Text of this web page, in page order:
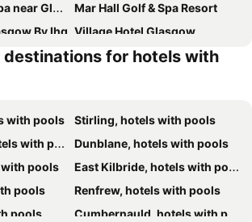
Airport
Mar Hall Golf & Spa Resort
By Ihg Village Hotel Glasgow
Collection
destinations for hotels with
with pools
Stirling, hotels with pools
with pools
Dunblane, hotels with pools
pools
East Kilbride, hotels with pools
pools
Renfrew, hotels with pools
pools
Cumbernauld, hotels with pools